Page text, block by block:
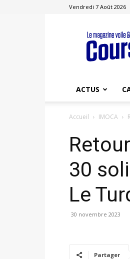
Vendredi 7 Août 2026
ACTUS
Accueil IMOCA
30
Le
30 novembre 2023
Partager